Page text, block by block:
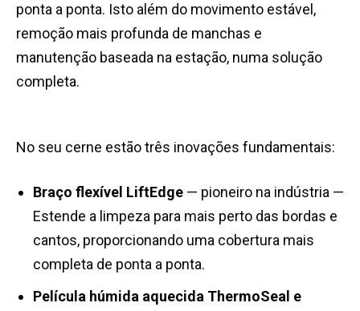
ponta a ponta. Isto além do movimento estável,
remoção mais profunda de manchas e
manutenção baseada na estação, numa solução
completa.
No seu cerne estão três inovações fundamentais:
Braço flexível LiftEdge — pioneiro na indústria —
Estende a limpeza para mais perto das bordas e
cantos, proporcionando uma cobertura mais
completa de ponta a ponta.
Película húmida aquecida ThermoSeal e